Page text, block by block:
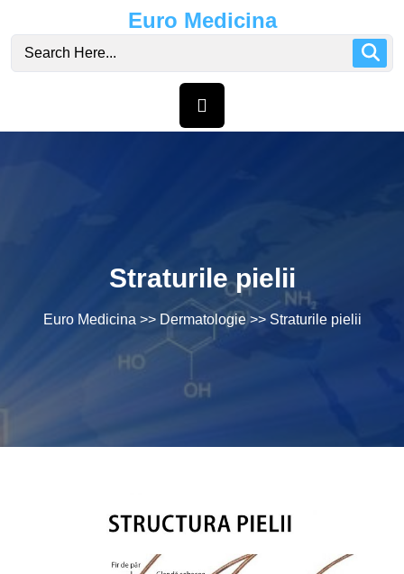
content
Euro Medicina
Straturile pielii
Euro Medicina >> Dermatologie>> Straturile pielii